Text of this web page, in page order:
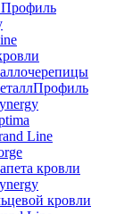
Line
кровли
кровли